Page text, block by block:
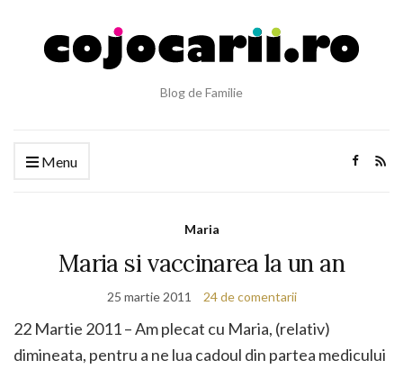
Blog de Familie
Menu
Maria
Maria si vaccinarea la un an
25 martie 2011 24 de comentarii
22 Martie 2011 – Am plecat cu Maria, (relativ)
dimineata, pentru a ne lua cadoul din partea medicului